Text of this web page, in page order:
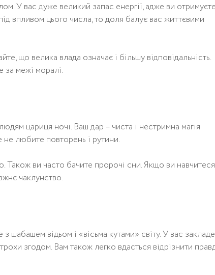
У вас дуже великий запас енергії, адже ви отримуєте
впливом цього числа, то доля балує вас життєвими
що велика влада означає і більшу відповідальність.
за межі моралі.
цариця ночі. Ваш дар – чиста і нестримна магія
не любите повторень і рутини.
Також ви часто бачите пророчі сни. Якщо ви
чаклунство.
шабашем відьом і «вісьма кутами» світу. У вас
згодом. Вам також легко вдасться відрізнити